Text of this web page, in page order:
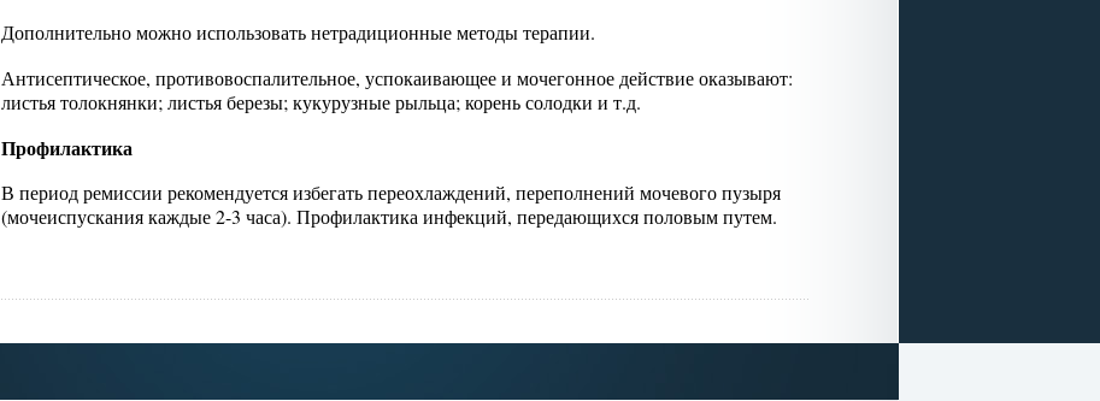
Дополнительно можно использовать нетрадиционные методы терапии.
Антисептическое, противовоспалительное, успокаивающее и мочегонное действие оказывают:
листья толокнянки; листья березы; кукурузные рыльца; корень солодки и т.д.
Профилактика
В период ремиссии рекомендуется избегать переохлаждений, переполнений мочевого пузыря
(мочеиспускания каждые 2-3 часа). Профилактика инфекций, передающихся половым путем.